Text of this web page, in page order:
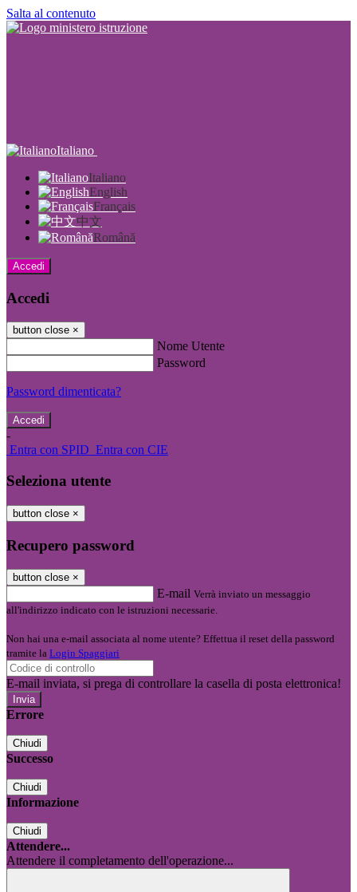
Salta al contenuto
Italiano
Italiano
English
Français
中文
Română
Accedi
Accedi
button close ×
Nome Utente
Password
Password dimenticata?
-
Entra con SPID Entra con CIE
Seleziona utente
button close ×
Recupero password
button close ×
E-mail Verrà inviato un messaggio
all'indirizzo indicato con le istruzioni necessarie.
Non hai una e-mail associata al nome utente? Effettua il reset della password
tramite la Login Spaggiari
E-mail inviata, si prega di controllare la casella di posta elettronica!
Errore
Chiudi
Successo
Chiudi
Informazione
Chiudi
Attendere...
Attendere il completamento dell'operazione...